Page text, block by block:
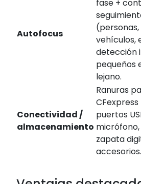
Autofocus
fase +
vehículos,
detección
pequeños
lejano.
Conectividad /
almacenamiento
Ranuras
CFexpress
puertos
zapata
accesorios.